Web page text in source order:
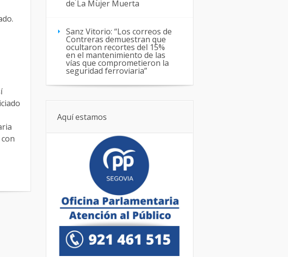
de La Mujer Muerta
Sanz Vitorio: “Los correos de
Contreras demuestran que
ocultaron recortes del 15%
en el mantenimiento de las
vías que comprometieron la
seguridad ferroviaria”
Aquí estamos